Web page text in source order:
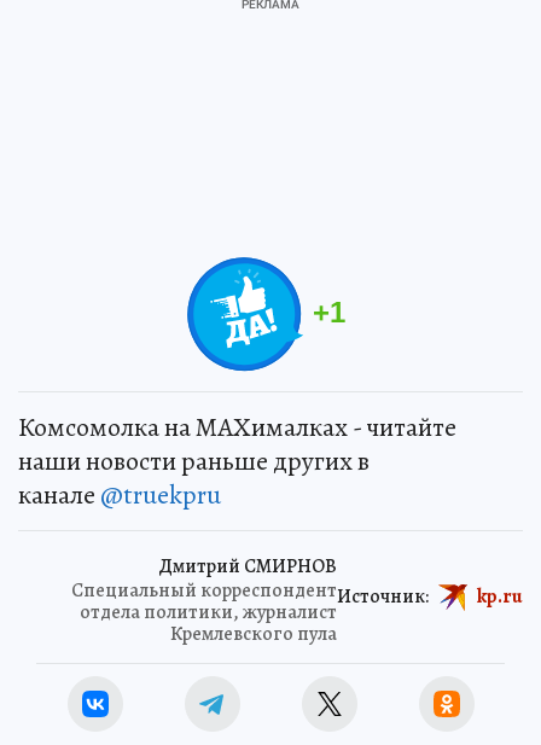
+1
Комсомолка на MAXималках - читайте
наши новости раньше других в
канале @truekpru
Дмитрий СМИРНОВ
Специальный корреспондент
отдела политики, журналист
Кремлевского пула
Источник: kp.ru